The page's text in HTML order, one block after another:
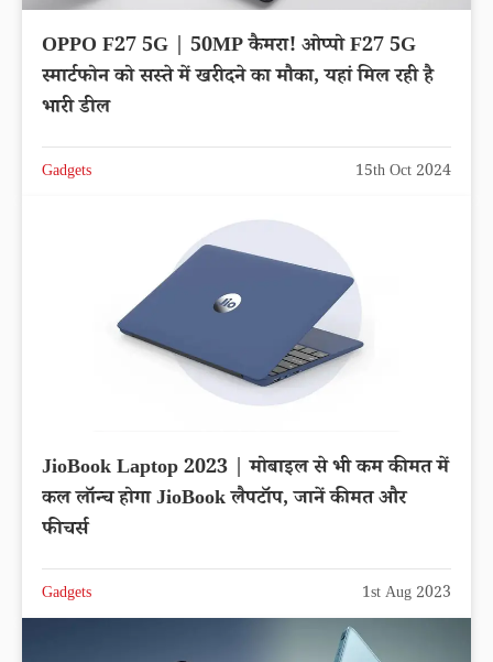
OPPO F27 5G | 50MP कैमरा! ओप्पो F27 5G
स्मार्टफोन को सस्ते में खरीदने का मौका, यहां मिल रही है
भारी डील
Gadgets 15th Oct 2024
JioBook Laptop 2023 | मोबाइल से भी कम कीमत में
कल लॉन्च होगा JioBook लैपटॉप, जानें कीमत और
फीचर्स
Gadgets 1st Aug 2023